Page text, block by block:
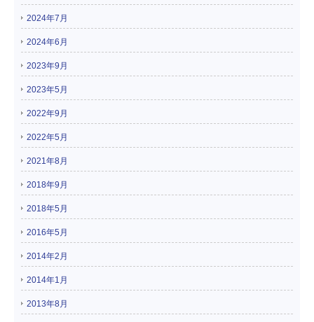
2024年7月
2024年6月
2023年9月
2023年5月
2022年9月
2022年5月
2021年8月
2018年9月
2018年5月
2016年5月
2014年2月
2014年1月
2013年8月